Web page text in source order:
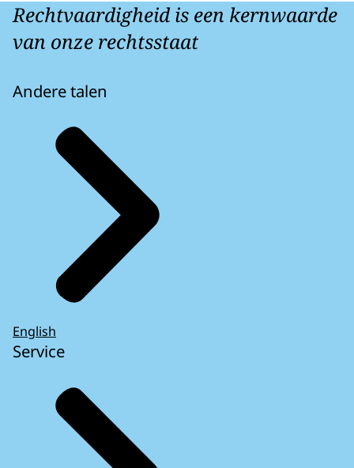
Rechtvaardigheid is een kernwaarde
van onze rechtsstaat
Andere talen
English
Service